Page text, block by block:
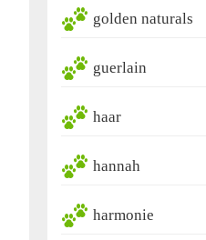
golden naturals
guerlain
haar
hannah
harmonie